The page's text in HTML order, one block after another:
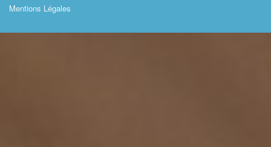
Mentions Légales